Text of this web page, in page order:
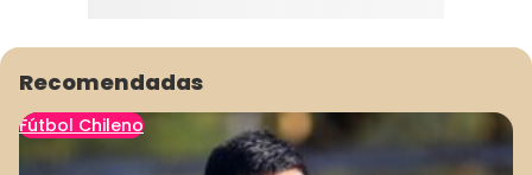
Recomendadas
Fútbol Chileno